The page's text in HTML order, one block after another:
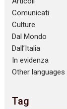
Comunicati
Culture
Dal Mondo
Dall’Italia
In evidenza
Other languages
Tag